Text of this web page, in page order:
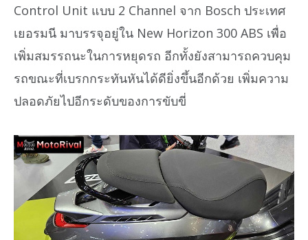
Control Unit แบบ 2 Channel จาก Bosch ประเทศ
เยอรมนี มาบรรจุอยู่ใน New Horizon 300 ABS เพื่อ
เพิ่มสมรรถนะในการหยุดรถ อีกทั้งยังสามารถควบคุม
รถขณะที่เบรกกระทันหันได้ดียิ่งขึ้นอีกด้วย เพิ่มความ
ปลอดภัยไปอีกระดับของการขับขี่